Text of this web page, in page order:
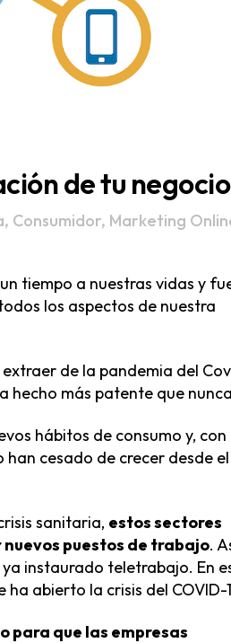
de tu negocio
, Consumidor, Marketing
tiempo a nuestras vidas y
los aspectos de nuestra
de la pandemia del
hecho más patente que
hábitos de consumo y, con
cesado de crecer desde el
sanitaria, estos sectores
puestos de trabajo.
instaurado teletrabajo. En
abierto la crisis del COVID-
para que las empresas